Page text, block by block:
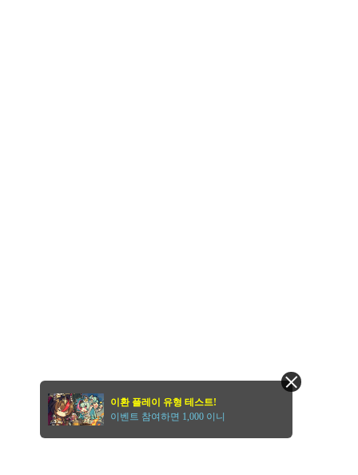
이환 플레이 유형 테스트!
이벤트 참여하면 1,000 이니